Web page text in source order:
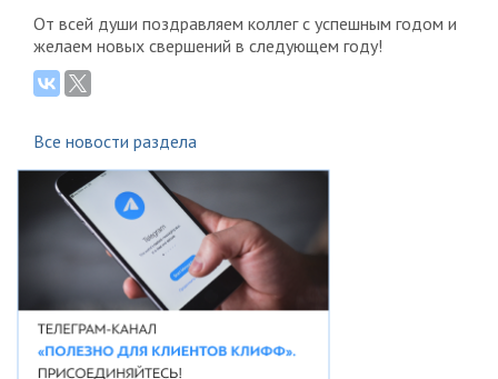
От всей души поздравляем коллег с успешным годом и
желаем новых свершений в следующем году!
Все новости раздела